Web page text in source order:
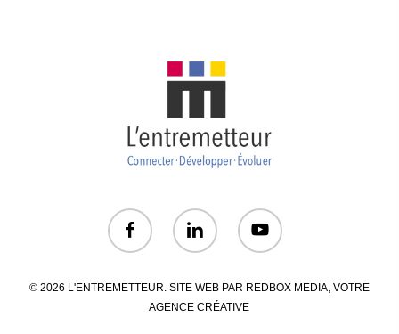
© 2026 L'ENTREMETTEUR. SITE WEB PAR REDBOX MEDIA, VOTRE
AGENCE CRÉATIVE